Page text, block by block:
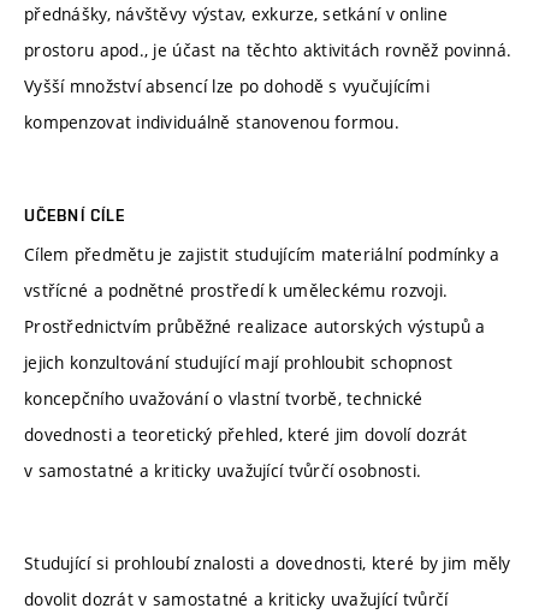
přednášky, návštěvy výstav, exkurze, setkání v online
prostoru apod., je účast na těchto aktivitách rovněž povinná.
Vyšší množství absencí lze po dohodě s vyučujícími
kompenzovat individuálně stanovenou formou.
UČEBNÍ CÍLE
Cílem předmětu je zajistit studujícím materiální podmínky a
vstřícné a podnětné prostředí k uměleckému rozvoji.
Prostřednictvím průběžné realizace autorských výstupů a
jejich konzultování studující mají prohloubit schopnost
koncepčního uvažování o vlastní tvorbě, technické
dovednosti a teoretický přehled, které jim dovolí dozrát
v samostatné a kriticky uvažující tvůrčí osobnosti.
Studující si prohloubí znalosti a dovednosti, které by jim měly
dovolit dozrát v samostatné a kriticky uvažující tvůrčí